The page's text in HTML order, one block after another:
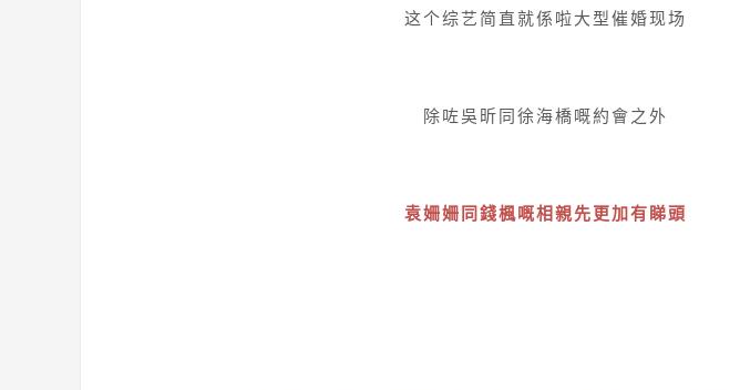
这个综艺简直就係啦大型催婚现场
除咗吳昕同徐海橋嘅約會之外
袁姍姍同錢楓嘅相親先更加有睇頭